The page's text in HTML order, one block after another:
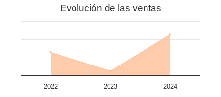
Evolución de las ventas
2022 2023 2024